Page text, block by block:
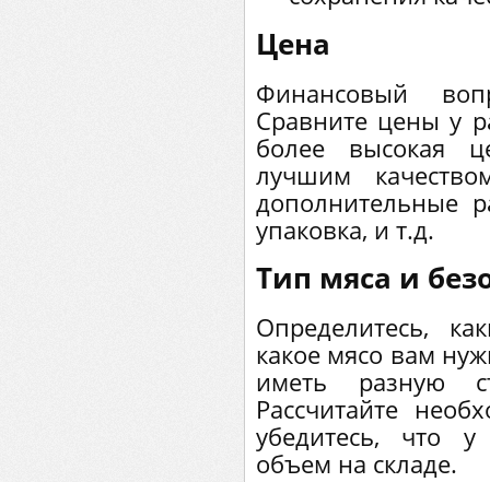
Цена
Финансовый
Сравните цены у
более высокая
лучшим
дополнительные
упаковка, и т.д.
Тип мяса и
Определитесь,
какое мясо вам
иметь разную
Рассчитайте
убедитесь, что
объем на складе.